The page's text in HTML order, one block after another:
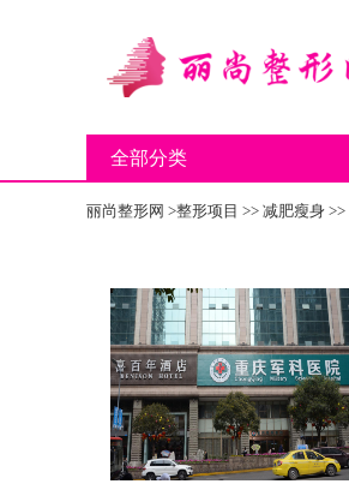
全部分类
丽尚整形网 >整形项目 >> 减肥瘦身 >>